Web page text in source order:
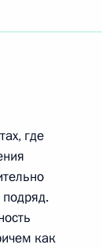
где
как